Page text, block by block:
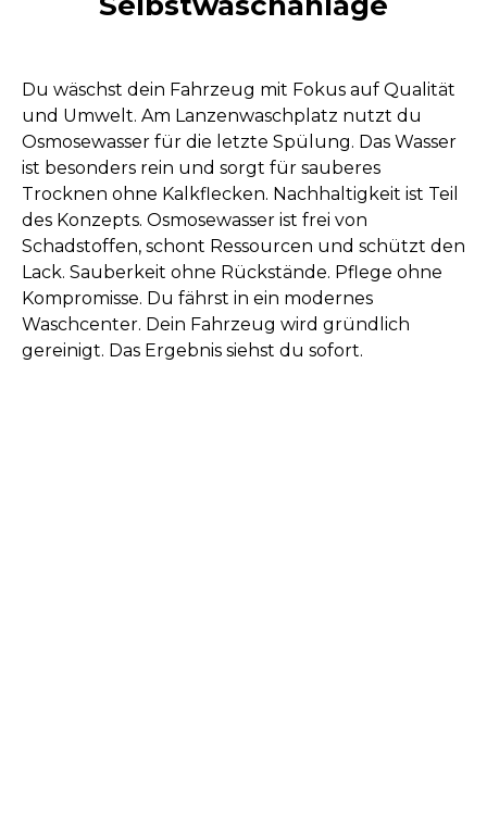
Du wäschst dein Fahrzeug mit Fokus auf Qualität
und Umwelt. Am Lanzenwaschplatz nutzt du
Osmosewasser für die letzte Spülung. Das Wasser
ist besonders rein und sorgt für sauberes
Trocknen ohne Kalkflecken. Nachhaltigkeit ist Teil
des Konzepts. Osmosewasser ist frei von
Schadstoffen, schont Ressourcen und schützt den
Lack. Sauberkeit ohne Rückstände. Pflege ohne
Kompromisse. Du fährst in ein modernes
Waschcenter. Dein Fahrzeug wird gründlich
gereinigt. Das Ergebnis siehst du sofort.